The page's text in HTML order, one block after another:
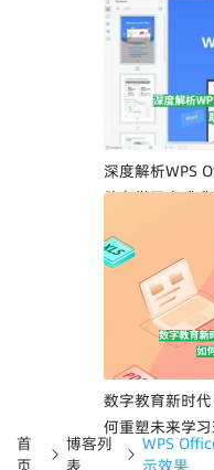
深度解析WPS
助力学习方式
数字教育新时
何重塑未来学
首
页
博客列
表
WPS
示效果